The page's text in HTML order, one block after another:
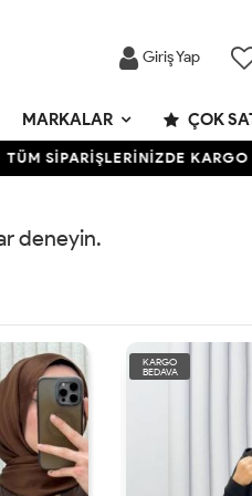
Giriş Yap
MARKALAR ÇOK
TÜM SİPARİŞLERİNİZDE KARGO
deneyin.
KARGO
BEDAVA